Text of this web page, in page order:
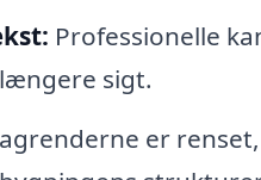
Professionelle
sigt.
er